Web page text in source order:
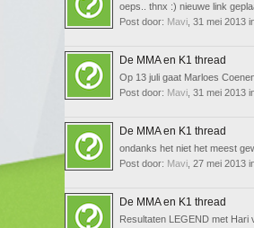
oeps.. thnx :) nieuwe link
Post door: Mavi ,31 mei 2013
De MMA en K1 thread
Op 13 juli gaat Marloes
Post door: Mavi ,31 mei 2013
De MMA en K1 thread
ondanks het niet het meest
Post door: Mavi ,27 mei 2013
De MMA en K1 thread
Resultaten LEGEND met